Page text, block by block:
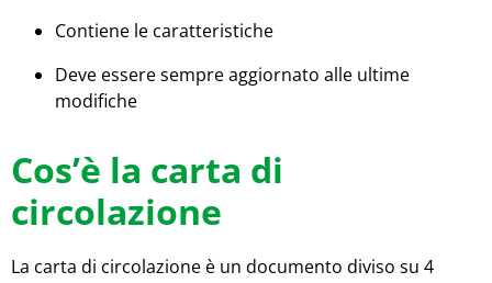
Contiene le caratteristiche
Deve essere sempre aggiornato alle ultime
modifiche
Cos’è la carta di
circolazione
La carta di circolazione è un documento diviso su 4